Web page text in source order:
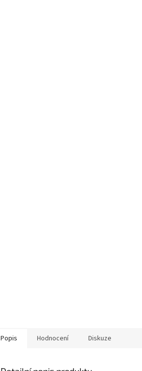
Popis Hodnocení Diskuze